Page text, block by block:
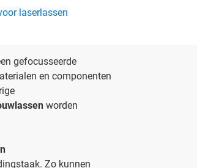
laserlassen
gefocusseerde
en componenten
worden
Zo kunnen